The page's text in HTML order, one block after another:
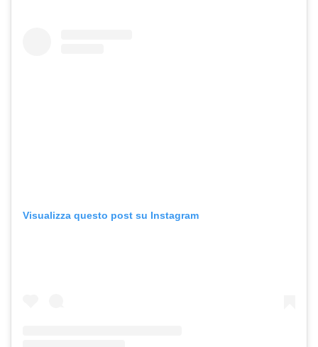
Visualizza questo post su Instagram